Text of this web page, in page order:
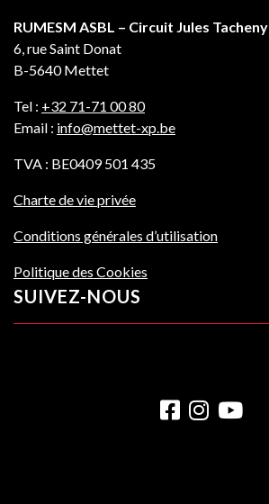
RUMESM ASBL – Circuit Jules Tacheny
6, rue Saint Donat
B-5640 Mettet
Tel : +32 71-71 00 80
Email : info@mettet-xp.be
TVA : BE0409 501 435
Charte de vie privée
Conditions générales d’utilisation
Politique des Cookies
SUIVEZ-NOUS